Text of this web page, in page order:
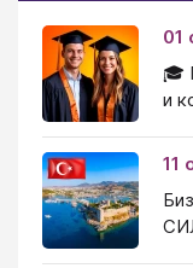
01
🎓
и
11